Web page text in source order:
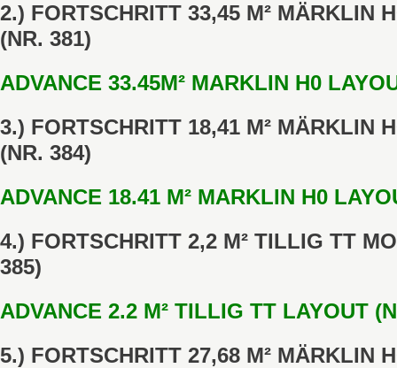
2.) FORTSCHRITT 33,45 M² MÄRKLIN
(NR. 381)
ADVANCE 33.45M² MARKLIN H0
3.) FORTSCHRITT 18,41 M² MÄRKLIN
(NR. 384)
ADVANCE 18.41 M² MARKLIN H0
4.) FORTSCHRITT 2,2 M² TILLIG TT
385)
ADVANCE 2.2 M² TILLIG TT LAYOUT
5.) FORTSCHRITT 27,68 M² MÄRKLIN